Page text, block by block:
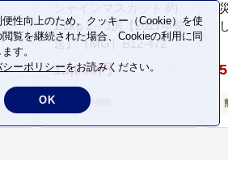
シャインマスカット 約
1.2kg 2～3房【2027年発
送】（MG）B12-472
13,000円
山梨県 甲州市
性向上のため、クッキー（Cookie）を使
覧を継続された場合、Cookieの利用に同
す。
シーポリシーをお読みください。
OK